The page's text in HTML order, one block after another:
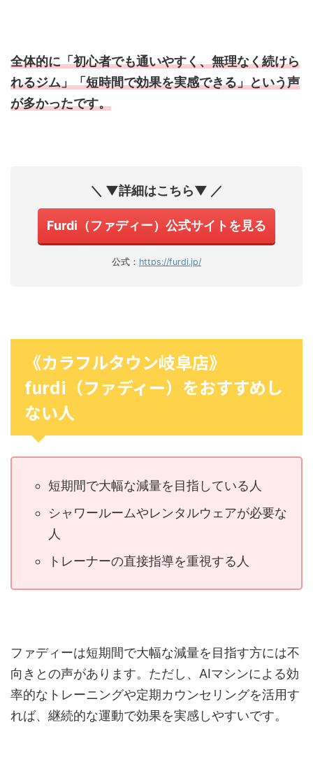
全体的に「初心者でも通いやすく、無理なく続けら
れるジム」「短時間で効果を実感できる」という声
が多かったです。
＼ ▼詳細はこちら▼ ／
Furdi（ファディー）公式サイトを見る
公式： https://furdi.jp/
《カラフルタウン岐阜店》
furdi（ファディー）をおすすめし
ない人
短期間で大幅な減量を目指している人
シャワールームやレンタルウェアが必要な
人
トレーナーの直接指導を重視する人
ファディーは短期間で大幅な減量を目指す方には不
向きとの声があります。ただし、AIマシンによる効
率的なトレーニングや定期カウンセリングを活用す
れば、継続的な運動で効果を実感しやすいです。